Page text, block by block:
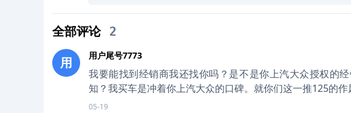
全部评论 2
用 用户尾号7773
我要能找到经销商我还找你吗？是不是你上汽大众授权的
知？我买车是冲着你上汽大众的口碑。就你们这一推125的作
05-19